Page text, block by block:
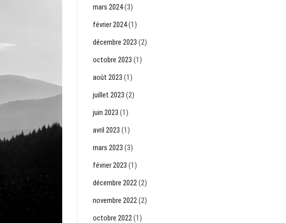
mars 2024(3)
février 2024(1)
décembre 2023 (2)
octobre 2023 (1)
août 2023 (1)
juillet 2023 (2)
juin 2023 (1)
avril 2023 (1)
mars 2023 (3)
février 2023 (1)
décembre 2022(2)
novembre 2022(2)
octobre 2022(1)